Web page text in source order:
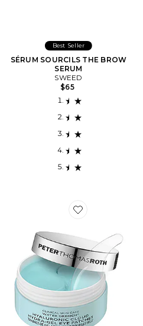
Best Seller
SÉRUM SOURCILS THE BROW
SERUM
SWEED
$65
Favorite PATCHS